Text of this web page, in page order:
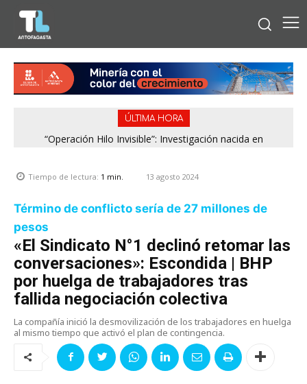
ÚLTIMA HORA
“Operación Hilo Invisible”: Investigación nacida en
Tiempo de lectura: 1 min. 13 agosto 2024
Término de conflicto sería de 27 millones de
pesos
«El Sindicato N°1 declinó retomar las
conversaciones»: Escondida | BHP
por huelga de trabajadores tras
fallida negociación colectiva
La compañía inició la desmovilización de los trabajadores en huelga
al mismo tiempo que activó el plan de contingencia.